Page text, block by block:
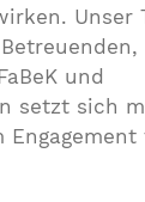
Unser
und
setzt sich